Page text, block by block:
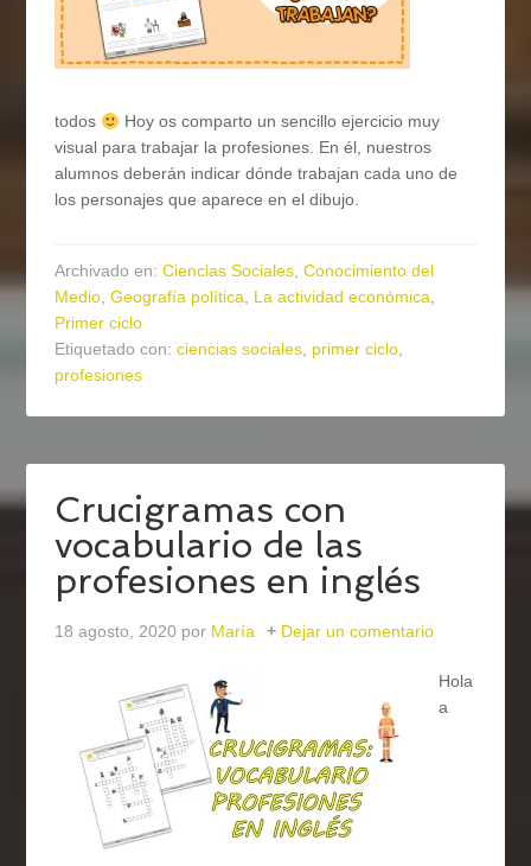
todos
Hoy os comparto un sencillo ejercicio muy
visual para trabajar la profesiones. En él, nuestros
alumnos deberán indicar dónde trabajan cada uno de
los personajes que aparece en el dibujo.
Archivado en:Ciencias Sociales,Conocimiento del
Medio,Geografía política, La actividad económica,
Primer ciclo
Etiquetado con:ciencias sociales, primer ciclo,
profesiones
Crucigramas con
vocabulario de las
profesiones en inglés
18 agosto, 2020 por María Dejar un comentario
Hola
a